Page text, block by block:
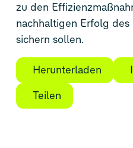
zu den
nachhaltigen Erfolg
sichern sollen.
Herunterladen
Teilen